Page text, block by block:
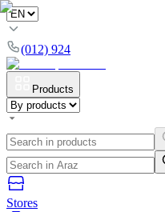
(012) 924
Products
Stores